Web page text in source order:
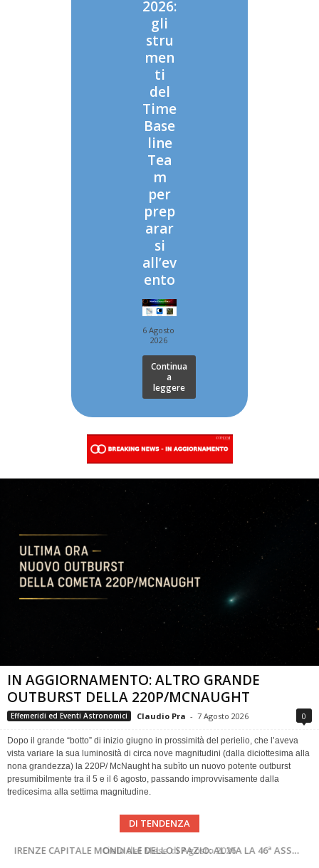
2026:
gli
stru
men
ti
del
Time
Base
line
Tea
m
per
prep
arar
si
all’ev
ento
6 Agosto
2026
Continua
a
leggere
IN AGGIORNAMENTO: ALTRO GRANDE
OUTBURST DELLA 220P/MCNAUGHT
Effemeridi ed Eventi Astronomici Claudio Pra - 7 Agosto 2026 0
Dopo il grande “botto” di inizio giugno in prossimità del perielio, che l’aveva
vista variare la sua luminosità di circa nove magnitudini (dalla diciottesima alla
nona grandezza) la 220P/ McNaught ha subìto un nuovo potente outburst
presumibilmente tra il 5 e il 6 agosto, passando improvvisamente dalla
tredicesima alla settima magnitudine.
DI TENDENZA
Cielo del Mese di Agosto 2026
SUPERNOVAE aggiornamenti del mese – Agosto 2026